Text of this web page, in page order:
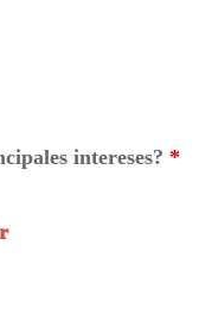
intereses? *